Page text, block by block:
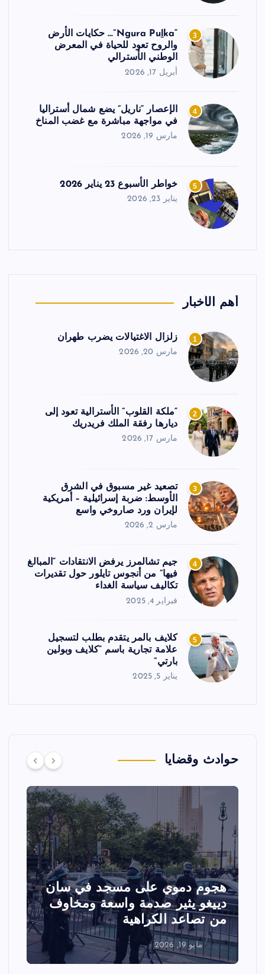
3
“Ngura Puḻka”… حكايات الأرض
والروح تعود للحياة في المعرض
الوطني الأسترالي
أبريل 17, 2026
4
الإعصار “ناريل” يضع شمال أستراليا
في مواجهة مباشرة مع غضب المناخ
مارس 19, 2026
5 خواطر الأسبوع 23 يناير 2026
يناير 23, 2026
أهم الأخبار
1 زلزال الاغتيالات يضرب طهران
مارس 20, 2026
2
“ملكة القلوب” الأسترالية تعود إلى
ديارها رفقة الملك فريدريك
مارس 17, 2026
3
تصعيد غير مسبوق في الشرق
الأوسط: ضربة إسرائيلية – أمريكية
لإيران ورد صاروخي واسع
مارس 2, 2026
4
جيم تشالمرز يرفض الانتقادات “المبالغ
فيها” من أنجوس تايلور حول تقديرات
تكاليف سياسة الغداء
فبراير 4, 2025
5
كلايف بالمر يتقدم بطلب لتسجيل
علامة تجارية باسم “كلايف وبولين
بارتي”
يناير 5, 2025
حوادث وقضايا
هجوم دموي على مسجد في سان
دييغو يثير صدمة واسعة ومخاوف
من تصاعد الكراهية
مايو 19, 2026